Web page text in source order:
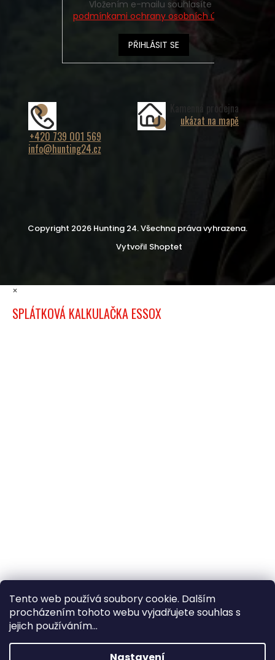
Tento web používá soubory cookie. Dalším
procházením tohoto webu vyjadřujete souhlas s
jejich používáním...
podmínkami ochrany osobních údajů
PŘIHLÁSIT SE
+420 739 001 569
info@hunting24.cz
Kamenná prodejna
ukázat na mapě
Vytvořil Shoptet
Copyright 2026 Hunting 24. Všechna práva vyhrazena.
×
SPLÁTKOVÁ KALKULAČKA ESSOX
×
Hledáte nejvýhodnější cenu? Získáte jí
pomocíregistrace